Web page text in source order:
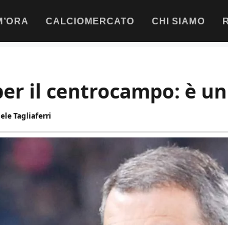
CALCIOMERCATO CHI SIAMO
il centrocampo: è
Tagliaferri